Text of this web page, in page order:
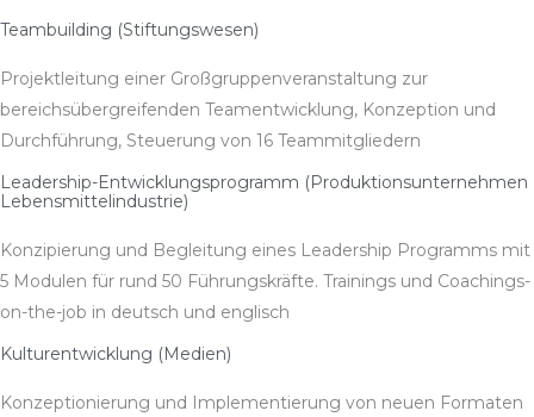
Teambuilding (Stiftungswesen)
Projektleitung einer Großgruppenveranstaltung zur
bereichsübergreifenden Teamentwicklung, Konzeption und
Durchführung, Steuerung von 16 Teammitgliedern
Leadership-Entwicklungsprogramm (Produktionsunternehmen
Lebensmittelindustrie)
Konzipierung und Begleitung eines Leadership Programms mit
5 Modulen für rund 50 Führungskräfte. Trainings und Coachings-
on-the-job in deutsch und englisch
Kulturentwicklung (Medien)
Konzeptionierung und Implementierung von neuen Formaten